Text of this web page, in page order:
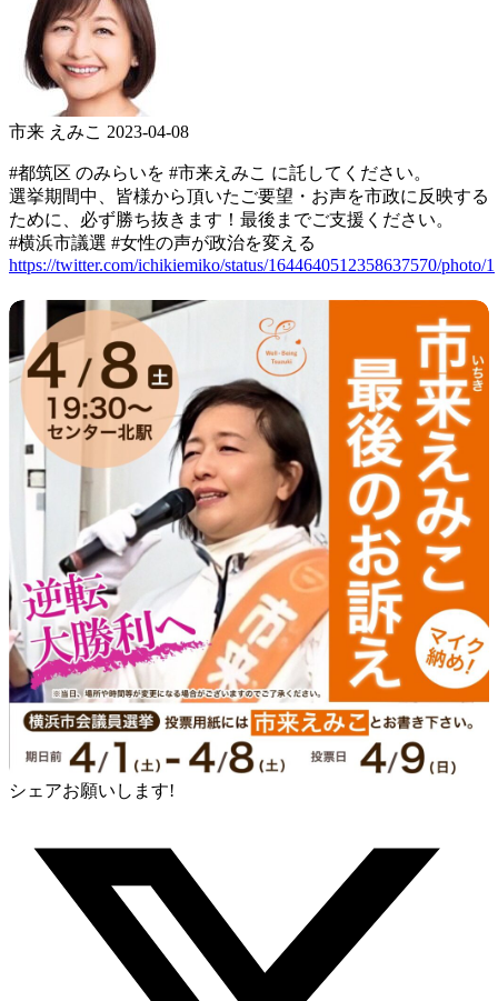
市来 えみこ 2023-04-08
#都筑区 のみらいを #市来えみこ に託してください。
選挙期間中、皆様から頂いたご要望・お声を市政に反映する
ために、必ず勝ち抜きます！最後までご支援ください。
#横浜市議選 #女性の声が政治を変える
https://twitter.com/ichikiemiko/status/1644640512358637570/photo/1
シェアお願いします!